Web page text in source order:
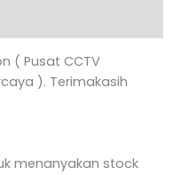
( Pusat CCTV
). Terimakasih
menanyakan stock